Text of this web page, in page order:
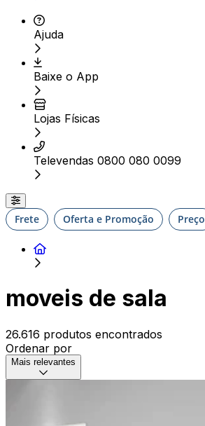
Ajuda
Baixe o App
Lojas Físicas
Televendas 0800 080 0099
Frete Oferta e Promoção Preço
moveis de sala
26.616 produtos encontrados
Ordenar por
Mais relevantes